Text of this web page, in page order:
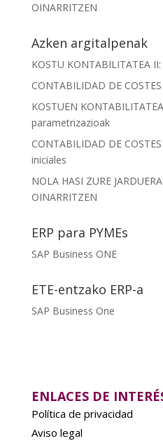
OINARRITZEN
Azken argitalpenak
KOSTU KONTABILITATEA
CONTABILIDAD DE
KOSTUEN
parametrizazioak
CONTABILIDAD DE
iniciales
NOLA HASI ZURE
OINARRITZEN
ERP para PYMEs
SAP Business ONE
ETE-entzako ERP-a
SAP Business One
ENLACES DE
Política de privacidad
Aviso legal